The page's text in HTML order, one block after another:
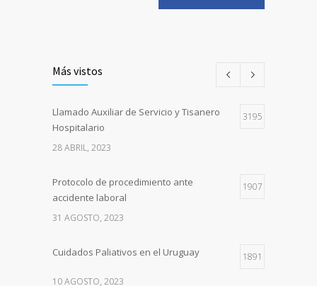
Más vistos
Llamado Auxiliar de Servicio y Tisanero
Hospitalario
3195
28 ABRIL, 2023
Protocolo de procedimiento ante
accidente laboral
1907
31 AGOSTO, 2023
Cuidados Paliativos en el Uruguay 1891
10 AGOSTO, 2023